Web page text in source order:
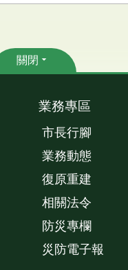
關閉
業務專區
市長行腳
業務動態
復原重建
相關法令
防災專欄
災防電子報